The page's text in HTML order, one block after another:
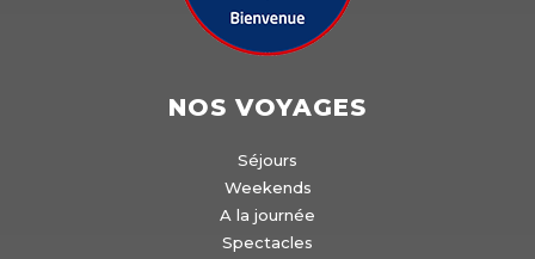
NOS VOYAGES
Séjours
Weekends
A la journée
Spectacles